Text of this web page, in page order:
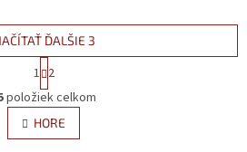
49*28mm, komplet výroba
O
v
l
á
ĎALŠIE 3
t
r
á
n
k
1 2
položiek celkom
HORE